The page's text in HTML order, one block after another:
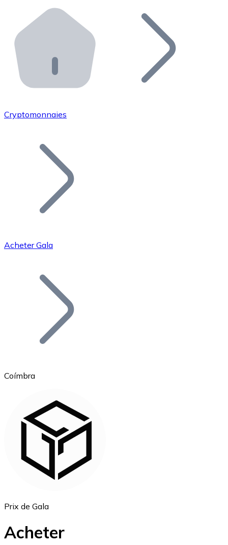
Distributeurs automatiques Bitnovo
Intégrez un ATM Bitnovo dans votre entreprise et
API Bitnovo
Intégrez notre API dans votre écosystème.
Rejoignez notre réseau de distributeurs et
Ajoutez le token de votre projet à notre service
Bitcoin
Ethereum
Cryptomonnaies
Acheter Gala
Coímbra
Prix de Gala
Acheter